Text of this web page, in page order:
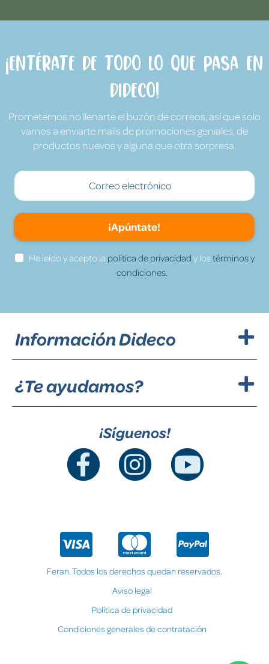
¡Entérate de todo lo que pasa en
Dideco!
Prometemos no llenarte el buzón de correos, así que solo
vamos a enviarte mails de promociones geniales, de
productos nuevos y alguna que otra sorpresa.
¡Apúntate!
He leído y acepto la política de privacidad y lostérminos y
condiciones.
Información Dideco
¿Te ayudamos?
¡Síguenos!
Feran. Todos los derechos quedan reservados.
Aviso legal
Política de privacidad
Condiciones generales de contratación